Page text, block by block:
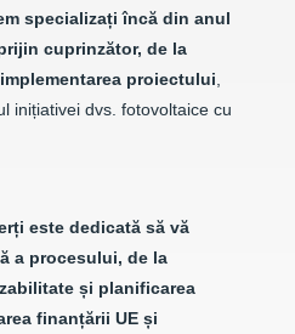
specializați încă din anul
cuprinzător, de la
proiectului,
inițiativei dvs. fotovoltaice cu
este dedicată să vă
a procesului, de la
și planificarea
finanțării UE și